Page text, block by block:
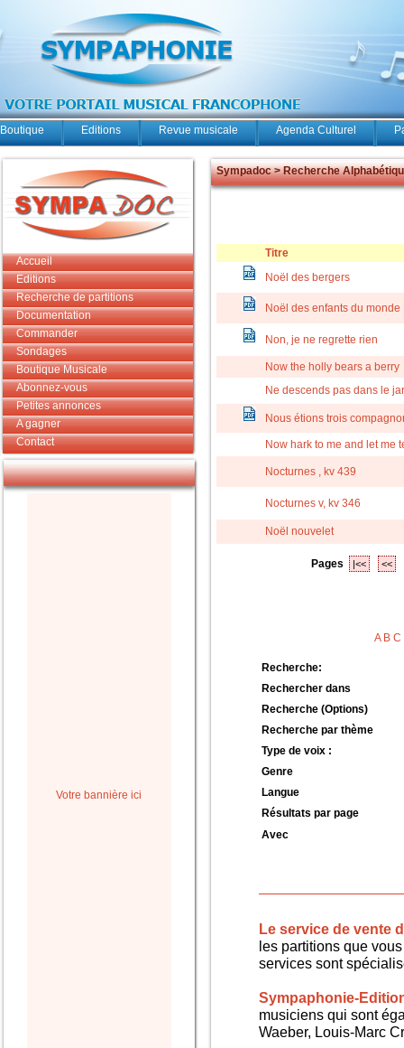
Boutique Editions Revue musicale Agenda Culturel
Accueil
Editions
Recherche de partitions
Documentation
Commander
Sondages
Boutique Musicale
Abonnez-vous
Petites annonces
A gagner
Contact
Votre bannière ici
Sympadoc > Recherche
Titre
Noël des bergers
Noël des enfants du monde
Non, je ne regrette rien
Now the holly bears a berry
Ne descends pas dans le
Nous étions trois
Now hark to me and let me
Nocturnes , kv 439
Nocturnes v, kv 346
Noël nouvelet
Pages |<< <<
A B C
Recherche:
Rechercher dans
Recherche (Options)
Recherche par thème
Type de voix :
Genre
Langue
Résultats par page
Avec
Le service de vente
les partitions que
services sont
Sympaphonie-
musiciens qui sont
Waeber, Louis-Marc